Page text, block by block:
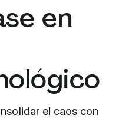
en
el caos con